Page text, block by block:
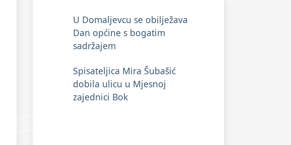
U Domaljevcu se obilježava
Dan općine s bogatim
sadržajem
Spisateljica Mira Šubašić
dobila ulicu u Mjesnoj
zajednici Bok